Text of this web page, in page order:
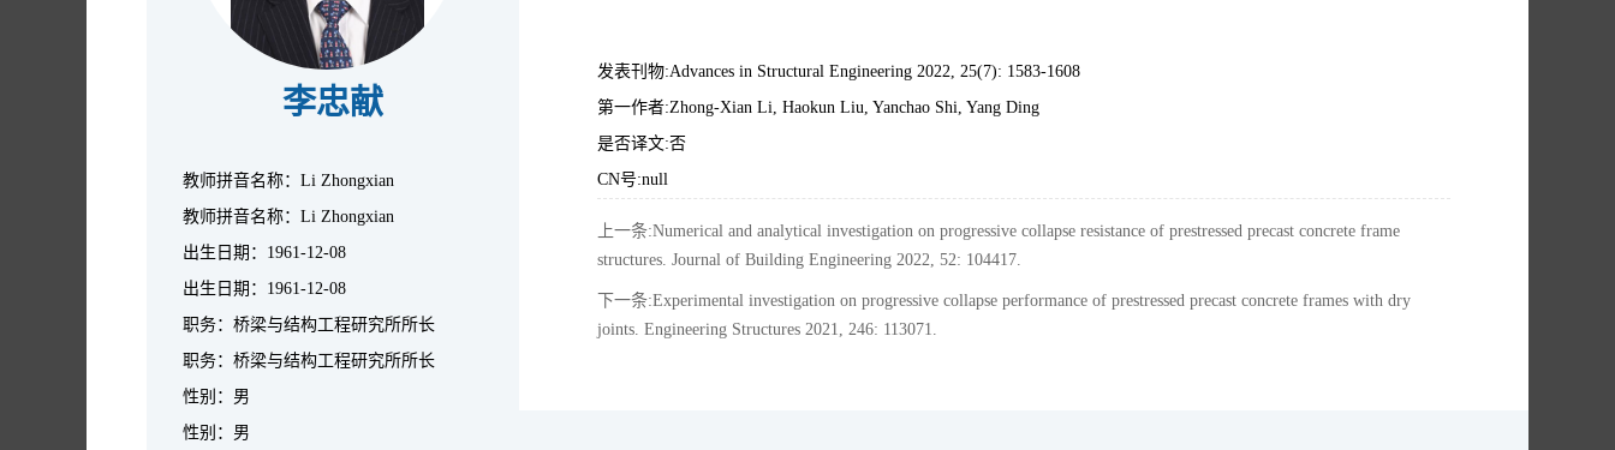
李忠献
教师拼音名称：Li Zhongxian
教师拼音名称：Li Zhongxian
出生日期：1961-12-08
出生日期：1961-12-08
职务：桥梁与结构工程研究所所长
职务：桥梁与结构工程研究所所长
性别：男
性别：男
发表刊物:Advances in Structural Engineering 2022, 25(7): 1583-1608
第一作者:Zhong-Xian Li, Haokun Liu, Yanchao Shi, Yang Ding
是否译文:否
CN号:null
上一条:Numerical and analytical investigation on progressive collapse resistance of prestressed precast concrete frame
structures. Journal of Building Engineering 2022, 52: 104417.
下一条:Experimental investigation on progressive collapse performance of prestressed precast concrete frames with dry
joints. Engineering Structures 2021, 246: 113071.